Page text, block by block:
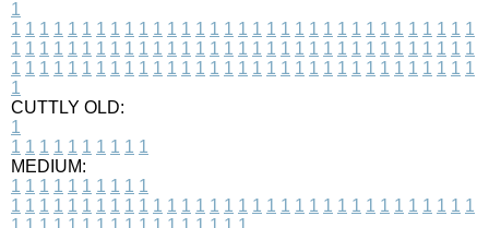
1
1 1 1 1 1 1 1 1 1 1 1 1 1 1 1 1 1 1 1 1 1 1 1 1 1 1 1 1 1 1 1 1 1
1 1 1 1 1 1 1 1 1 1 1 1 1 1 1 1 1 1 1 1 1 1 1 1 1 1 1 1 1 1 1 1 1
1 1 1 1 1 1 1 1 1 1 1 1 1 1 1 1 1 1 1 1 1 1 1 1 1 1 1 1 1 1 1 1 1
1
CUTTLY OLD:
1
1 1 1 1 1 1 1 1 1 1
MEDIUM:
1 1 1 1 1 1 1 1 1 1
1 1 1 1 1 1 1 1 1 1 1 1 1 1 1 1 1 1 1 1 1 1 1 1 1 1 1 1 1 1 1 1 1